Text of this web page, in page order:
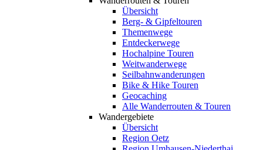
Übersicht
Berg- & Gipfeltouren
Themenwege
Entdeckerwege
Hochalpine Touren
Weitwanderwege
Seilbahnwanderungen
Bike & Hike Touren
Geocaching
Alle Wanderrouten & Touren
Wandergebiete
Übersicht
Region Oetz